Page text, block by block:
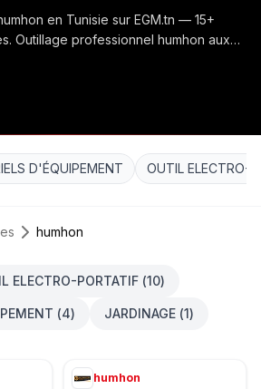
en Tunisie sur EGM.tn — 15+
Outillage professionnel humhon aux
D'ÉQUIPEMENT OUTIL ELECTRO-
humhon
ELECTRO-PORTATIF (10)
(4) JARDINAGE (1)
humhon